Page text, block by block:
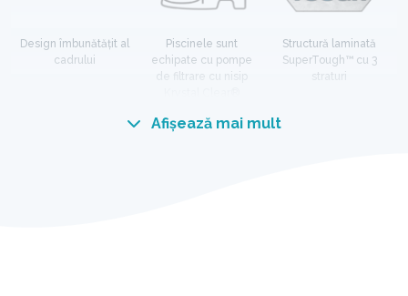
Design îmbunătățit al
cadrului
Piscinele sunt
echipate cu pompe
de filtrare cu nisip
Structură laminată
SuperTough™ cu 3
straturi
Afișează mai mult